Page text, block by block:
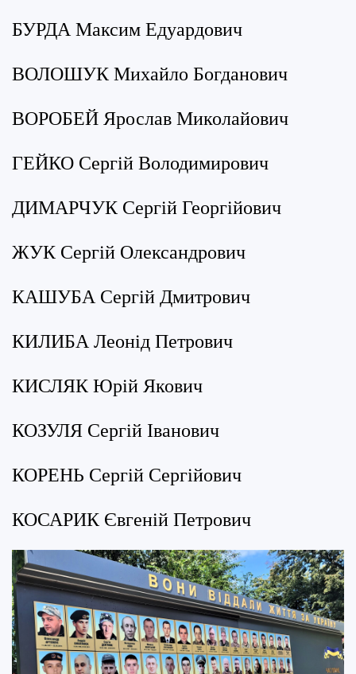
БУРДА Максим Едуардович
ВОЛОШУК Михайло Богданович
ВОРОБЕЙ Ярослав Миколайович
ГЕЙКО Сергій Володимирович
ДИМАРЧУК Сергій Георгійович
ЖУК Сергій Олександрович
КАШУБА Сергій Дмитрович
КИЛИБА Леонід Петрович
КИСЛЯК Юрій Якович
КОЗУЛЯ Сергій Іванович
КОРЕНЬ Сергій Сергійович
КОСАРИК Євгеній Петрович